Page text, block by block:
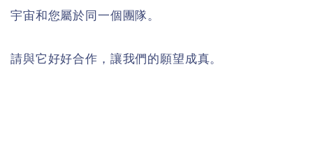
宇宙和您屬於同一個團隊。
請與它好好合作，讓我們的願望成真。